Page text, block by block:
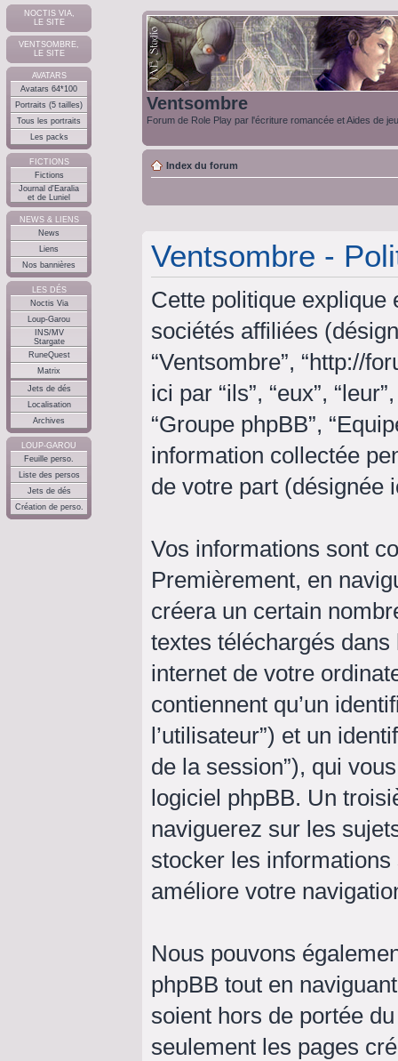
NOCTIS VIA,
LE SITE
VENTSOMBRE,
LE SITE
AVATARS
Avatars 64*100
Portraits (5 tailles)
Tous les portraits
Les packs
FICTIONS
Fictions
Journal d'Earalia
et de Luniel
NEWS & LIENS
News
Liens
Nos bannières
LES DÉS
Noctis Via
Loup-Garou
INS/MV
Stargate
RuneQuest
Matrix
Jets de dés
Localisation
Archives
LOUP-GAROU
Feuille perso.
Liste des persos
Jets de dés
Création de perso.
Ventsombre
Forum de Role Play par l'écriture romancée et Aides de
Index du forum
Ventsombre -
Cette politique explique
sociétés affiliées
“Ventsombre”, “http://
ici par “ils”, “eux”,
“Groupe phpBB”,
information collectée
de votre part (désignée
Vos informations sont
Premièrement, en
créera un certain
textes téléchargés
internet de votre
contiennent qu’un
l’utilisateur”) et un
de la session”), qui
logiciel phpBB. Un
naviguerez sur les
stocker les
améliore votre
Nous pouvons
phpBB tout en
soient hors de portée
seulement les pages